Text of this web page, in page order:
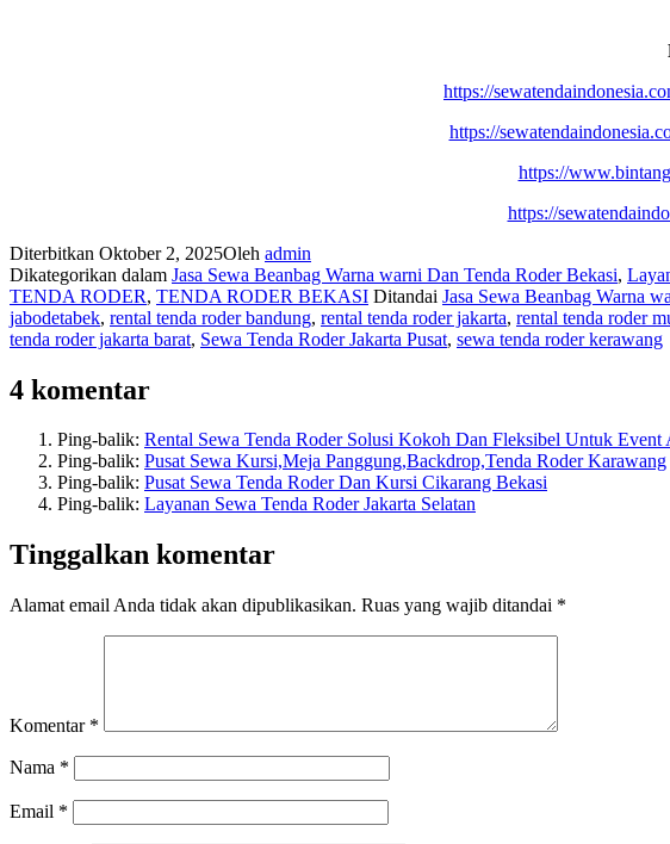
https://
https://
https://
https://
Diterbitkan Oktober 2, 2025Oleh admin
Dikategorikan dalam Jasa Sewa Beanbag Warna warni Dan Tenda Roder Bekasi,
TENDA RODER, TENDA RODER BEKASI Ditandai Jasa Sewa Beanbag Warna
jabodetabek, rental tenda roder bandung, rental tenda roder jakarta, rental tenda roder
tenda roder jakarta barat, Sewa Tenda Roder Jakarta Pusat, sewa tenda roder kerawang
4 komentar
Ping-balik: Rental Sewa Tenda Roder Solusi Kokoh Dan Fleksibel Untuk Event
Ping-balik: Pusat Sewa Kursi,Meja Panggung,Backdrop,Tenda Roder Karawang
Ping-balik: Pusat Sewa Tenda Roder Dan Kursi Cikarang Bekasi
Ping-balik: Layanan Sewa Tenda Roder Jakarta Selatan
Tinggalkan komentar
Alamat email Anda tidak akan dipublikasikan. Ruas yang wajib ditandai *
Komentar *
Nama *
Email *